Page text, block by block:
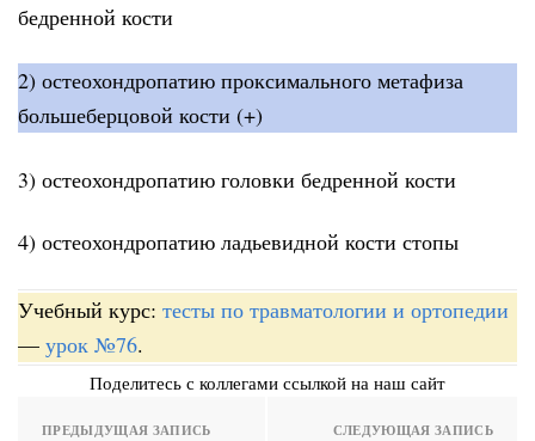
бедренной кости
2) остеохондропатию проксимального метафиза
большеберцовой кости (+)
3) остеохондропатию головки бедренной кости
4) остеохондропатию ладьевидной кости стопы
Учебный курс: тесты по травматологии и ортопедии
— урок №76.
Поделитесь с коллегами ссылкой на наш сайт
ПРЕДЫДУЩАЯ ЗАПИСЬ СЛЕДУЮЩАЯ ЗАПИСЬ